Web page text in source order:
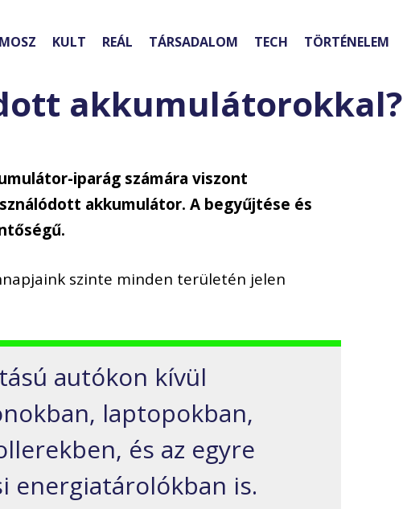
KULT REÁL TÁRSADALOM TECH TÖRTÉNELEM
akkumulátorokkal?
iparág számára viszont
akkumulátor. A begyűjtése és
szinte minden területén jelen
autókon kívül
laptopokban,
és az egyre
energiatárolókban is.